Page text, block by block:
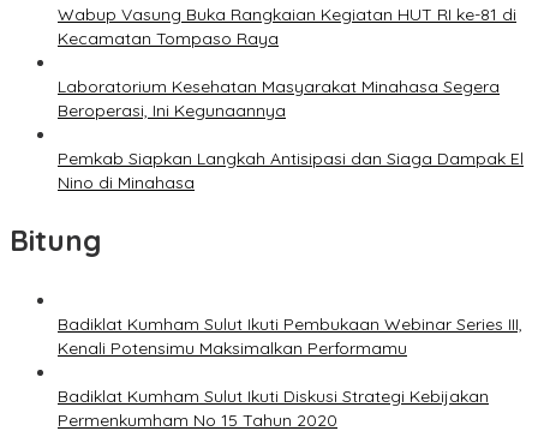
Wabup Vasung Buka Rangkaian Kegiatan HUT RI ke-81 di
Kecamatan Tompaso Raya
Laboratorium Kesehatan Masyarakat Minahasa Segera
Beroperasi, Ini Kegunaannya
Pemkab Siapkan Langkah Antisipasi dan Siaga Dampak El
Nino di Minahasa
Bitung
Badiklat Kumham Sulut Ikuti Pembukaan Webinar Series III,
Kenali Potensimu Maksimalkan Performamu
Badiklat Kumham Sulut Ikuti Diskusi Strategi Kebijakan
Permenkumham No 15 Tahun 2020